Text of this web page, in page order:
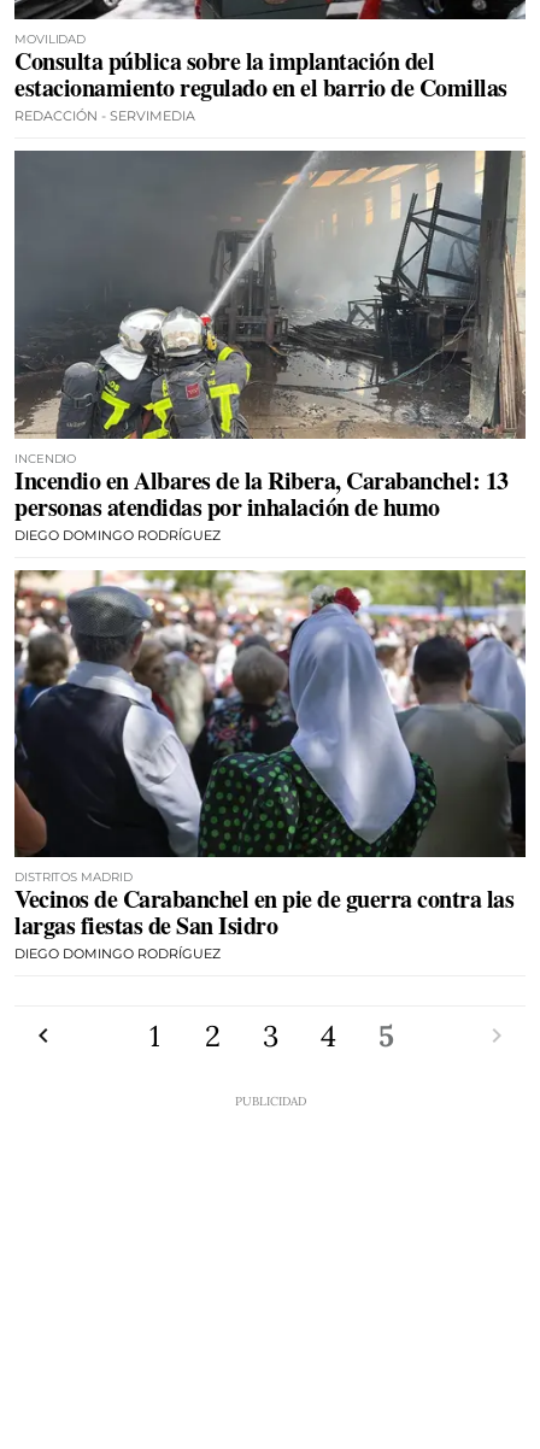
MOVILIDAD
Consulta pública sobre la implantación del
estacionamiento regulado en el barrio de Comillas
REDACCIÓN - SERVIMEDIA
INCENDIO
Incendio en Albares de la Ribera, Carabanchel: 13
personas atendidas por inhalación de humo
DIEGO DOMINGO RODRÍGUEZ
DISTRITOS MADRID
Vecinos de Carabanchel en pie de guerra contra las
largas fiestas de San Isidro
DIEGO DOMINGO RODRÍGUEZ
1 2 3 4 5